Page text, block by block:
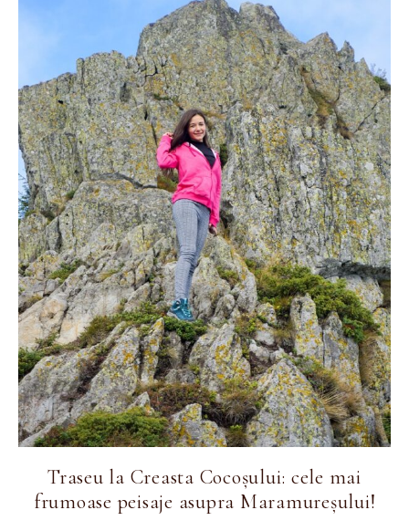
Traseu la Creasta Cocoșului: cele mai
frumoase peisaje asupra Maramureșului!